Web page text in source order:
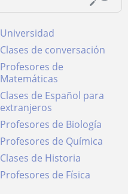
Universidad
Clases de conversación
Profesores de
Matemáticas
Clases de Español para
extranjeros
Profesores de Biología
Profesores de Química
Clases de Historia
Profesores de Física